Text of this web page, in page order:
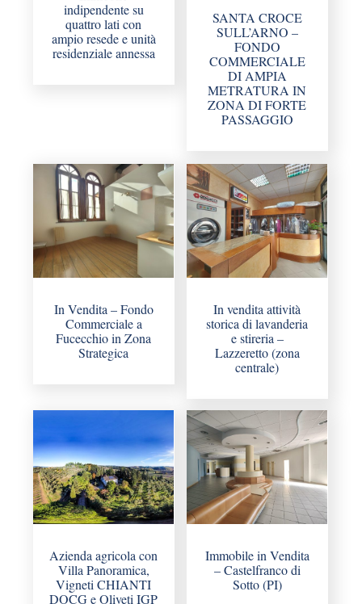
indipendente su
quattro lati con
ampio resede e unità
residenziale annessa
SANTA CROCE
SULL’ARNO –
FONDO
COMMERCIALE
DI AMPIA
METRATURA IN
ZONA DI FORTE
PASSAGGIO
In Vendita – Fondo
Commerciale a
Fucecchio in Zona
Strategica
In vendita attività
storica di lavanderia
e stireria –
Lazzeretto (zona
centrale)
Azienda agricola con
Villa Panoramica,
Vigneti CHIANTI
DOCG e Oliveti IGP
Immobile in Vendita
– Castelfranco di
Sotto (PI)